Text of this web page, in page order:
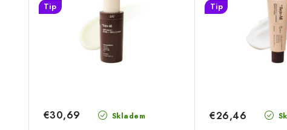
Tip
Skladem
€30,69
Tip
€26,46